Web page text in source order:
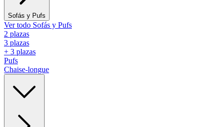
Sofás y Pufs
Ver todo Sofás y Pufs
2 plazas
3 plazas
+ 3 plazas
Pufs
Chaise-longue